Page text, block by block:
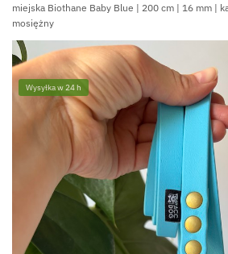
miejska Biothane Baby Blue | 200 cm | 16 mm |
mosiężny
Wysyłka w 24 h